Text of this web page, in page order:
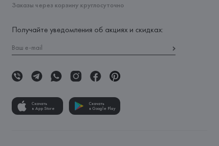
Заказы через корзину круглосуточно
Получайте уведомления об акциях и скидках:
Скачать
в App Store
Скачать
в Google Play